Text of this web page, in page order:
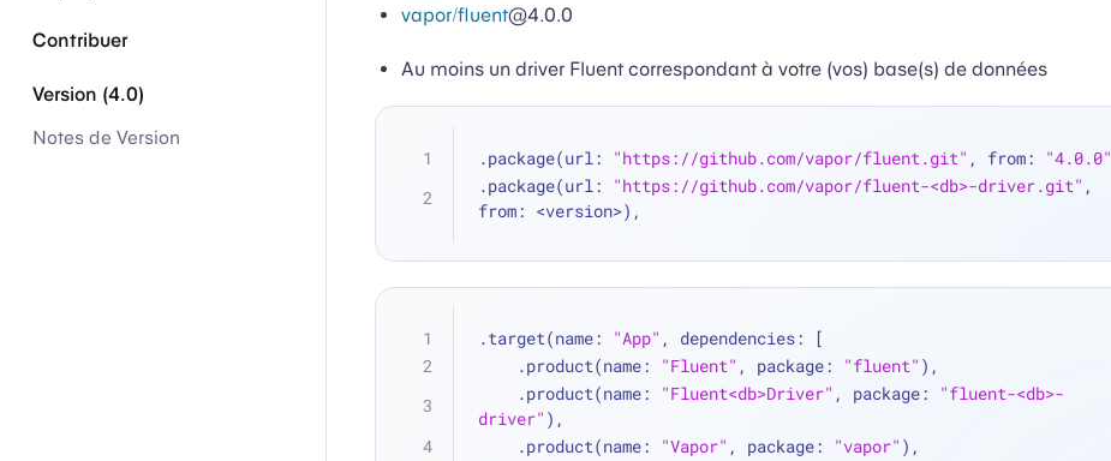
Contribuer
Version (4.0)
Notes de Version
vapor/fluent@4.0.0
Au moins un driver Fluent correspondant à votre (vos) base(s) de données
.package(url: "https://github.com/vapor/fluent.git" , from: "4.0.0"
.package(url:
"https://github.com/vapor/fluent-<db>-driver.git" ,
from: <version>),
.target(name: "App" , dependencies: [
    .product(name:
"Fluent" , package: "fluent" ),
    .product(name:
"Fluent<db>Driver" , package:
"fluent-<db>-
driver" ),
    .product(name:
"Vapor" , package: "vapor" ),